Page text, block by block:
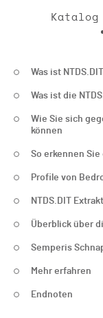
Was ist
Was ist die
Wie Sie sich
können
So erkennen Sie
Profile von
NTDS.DIT
Überblick über
Semperis
Mehr erfahren
Endnoten